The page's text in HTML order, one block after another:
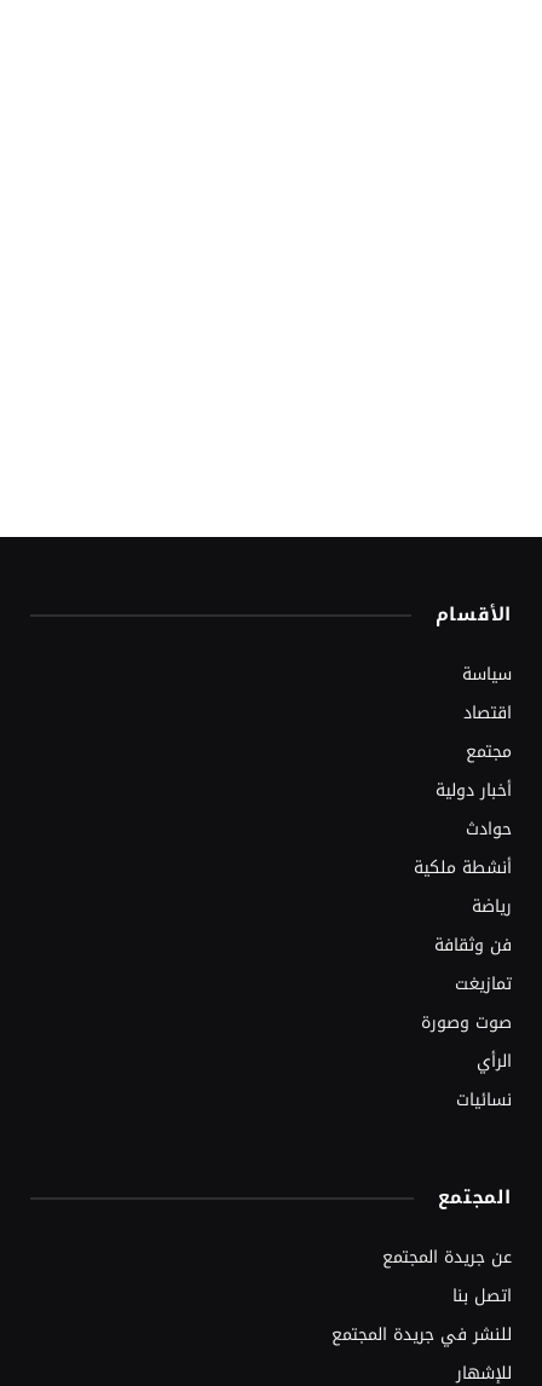
الأقسام
سياسة
اقتصاد
مجتمع
أخبار دولية
حوادث
أنشطة ملكية
رياضة
فن وثقافة
تمازيغت
صوت وصورة
الرأي
نسائيات
المجتمع
عن جريدة المجتمع
اتصل بنا
للنشر في جريدة المجتمع
للإشهار